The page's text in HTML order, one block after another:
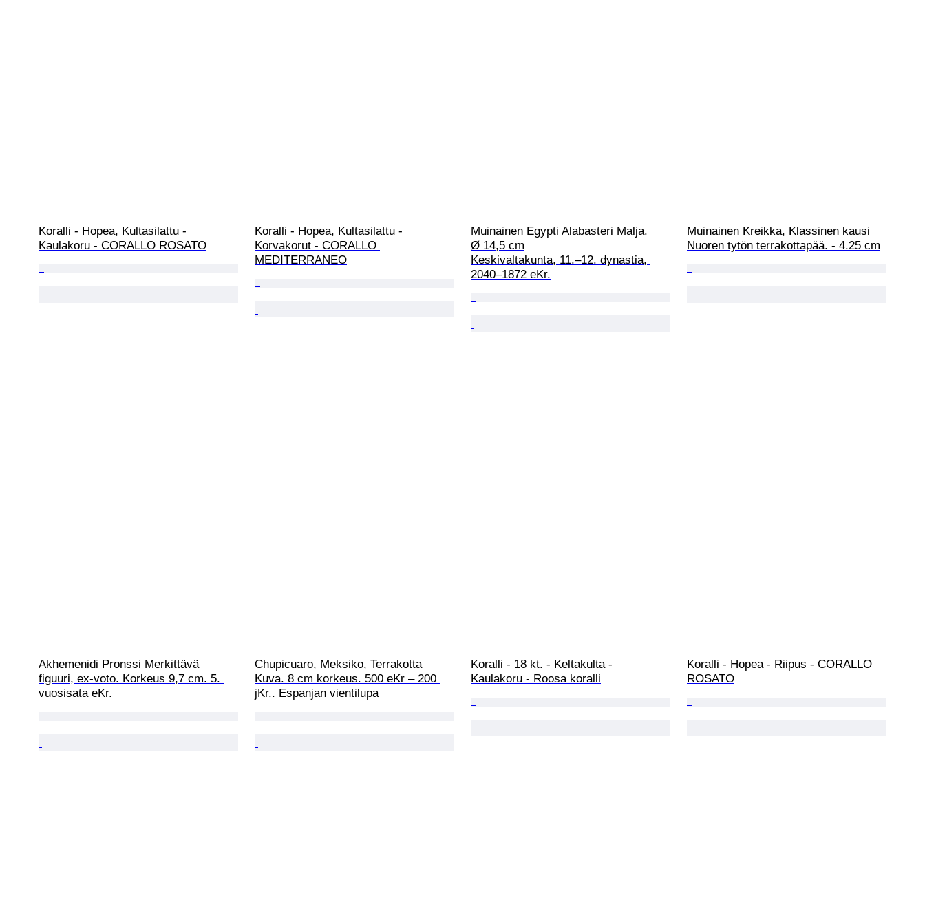
Koralli - Hopea, Kultasilattu -
Kaulakoru - CORALLO ROSATO
Koralli - Hopea, Kultasilattu -
Korvakorut - CORALLO
MEDITERRANEO
Muinainen Egypti Alabasteri Malja.
Ø 14,5 cm
Keskivaltakunta, 11.–12. dynastia,
2040–1872 eKr.
Muinainen Kreikka, Klassinen kausi
Nuoren tytön terrakottapää. - 4.25 cm
Akhemenidi Pronssi Merkittävä
figuuri, ex-voto. Korkeus 9,7 cm. 5.
vuosisata eKr.
Chupicuaro, Meksiko, Terrakotta
Kuva. 8 cm korkeus. 500 eKr – 200
jKr.. Espanjan vientilupa
Koralli - 18 kt. - Keltakulta -
Kaulakoru - Roosa koralli
Koralli - Hopea - Riipus - CORALLO
ROSATO